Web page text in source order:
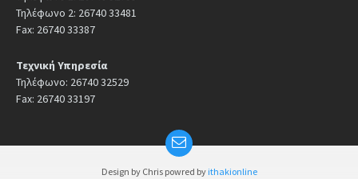
Τηλέφωνο 2: 26740 33481
Fax: 26740 33387
Τεχνική Υπηρεσία
Τηλέφωνο: 26740 32529
Fax: 26740 33197
Design by Chris powred by ithakionline